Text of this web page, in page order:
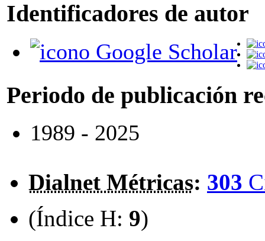
Identificadores de autor
Google Scholar
Periodo de publicación
1989 - 2025
Dialnet Métricas: 303
(Índice H: 9)